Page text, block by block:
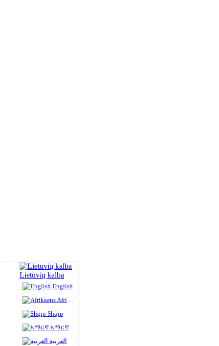
Lietuvių kalba
English
Afrikaans
Shqip
አማርኛ
العربية